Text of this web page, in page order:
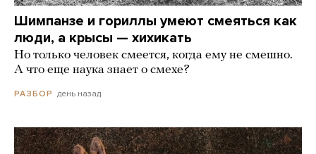
Шимпанзе и гориллы умеют смеяться как
люди, а крысы — хихикать
Но только человек смеется, когда ему не смешно.
А что еще наука знает о смехе?
РАЗБОР день назад